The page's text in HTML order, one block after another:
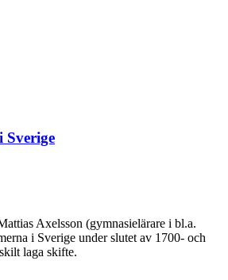
Sverige
Axelsson (gymnasielärare i bl.a.
i Sverige under slutet av 1700- och
laga skifte.